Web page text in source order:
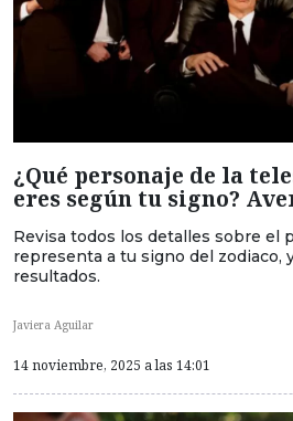
¿Qué personaje de la
eres según tu signo?
Revisa todos los detalles sobre el
representa a tu signo del zodiaco,
resultados.
Javiera Aguilar
14 noviembre, 2025 a las 14:01